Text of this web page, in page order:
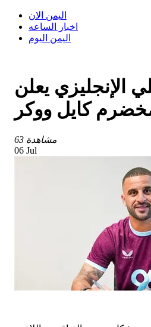
اليمن الان
اخبار الساعه
اليمن اليوم
الإنجليزي يعلن
كايل ووكر
63 مشاهدة
06 Jul